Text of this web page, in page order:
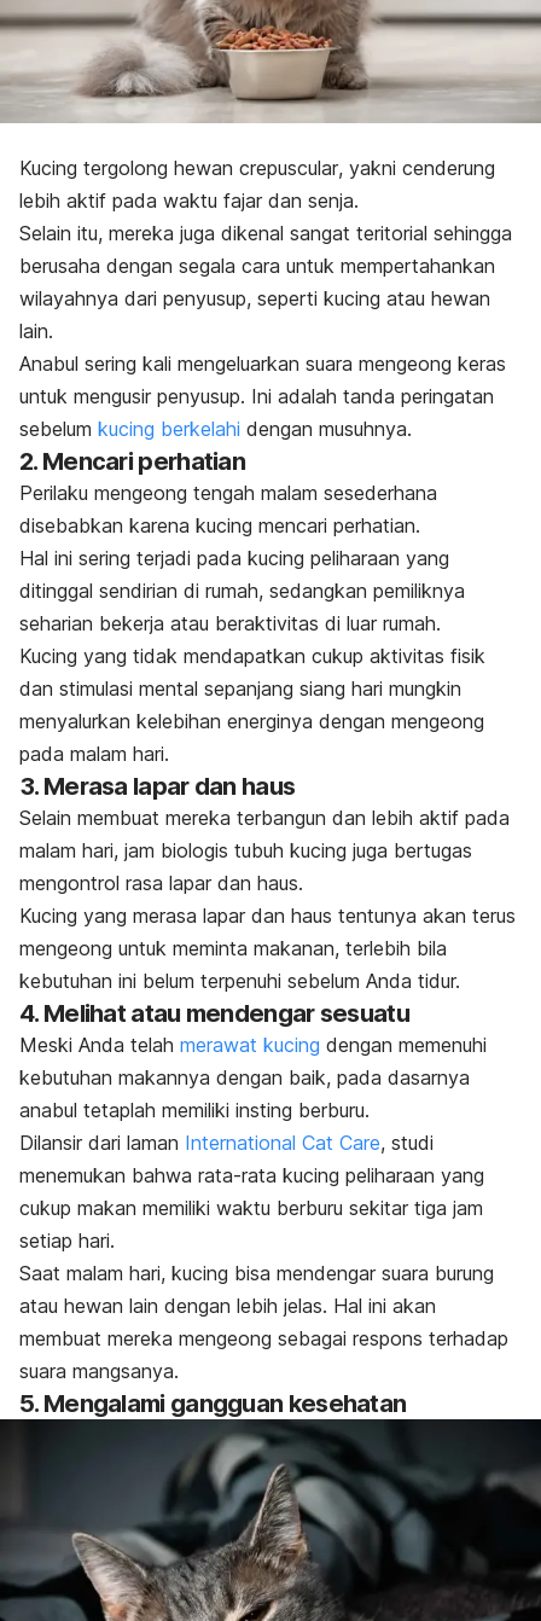
Kucing tergolong hewan crepuscular, yakni cenderung
lebih aktif pada waktu fajar dan senja.
Selain itu, mereka juga dikenal sangat teritorial sehingga
berusaha dengan segala cara untuk mempertahankan
wilayahnya dari penyusup, seperti kucing atau hewan
lain.
Anabul sering kali mengeluarkan suara mengeong keras
untuk mengusir penyusup. Ini adalah tanda peringatan
sebelum kucing berkelahi dengan musuhnya.
2. Mencari perhatian
Perilaku mengeong tengah malam sesederhana
disebabkan karena kucing mencari perhatian.
Hal ini sering terjadi pada kucing peliharaan yang
ditinggal sendirian di rumah, sedangkan pemiliknya
seharian bekerja atau beraktivitas di luar rumah.
Kucing yang tidak mendapatkan cukup aktivitas fisik
dan stimulasi mental sepanjang siang hari mungkin
menyalurkan kelebihan energinya dengan mengeong
pada malam hari.
3. Merasa lapar dan haus
Selain membuat mereka terbangun dan lebih aktif pada
malam hari, jam biologis tubuh kucing juga bertugas
mengontrol rasa lapar dan haus.
Kucing yang merasa lapar dan haus tentunya akan terus
mengeong untuk meminta makanan, terlebih bila
kebutuhan ini belum terpenuhi sebelum Anda tidur.
4. Melihat atau mendengar sesuatu
Meski Anda telah merawat kucing dengan memenuhi
kebutuhan makannya dengan baik, pada dasarnya
anabul tetaplah memiliki insting berburu.
Dilansir dari laman International Cat Care, studi
menemukan bahwa rata-rata kucing peliharaan yang
cukup makan memiliki waktu berburu sekitar tiga jam
setiap hari.
Saat malam hari, kucing bisa mendengar suara burung
atau hewan lain dengan lebih jelas. Hal ini akan
membuat mereka mengeong sebagai respons terhadap
suara mangsanya.
5. Mengalami gangguan kesehatan